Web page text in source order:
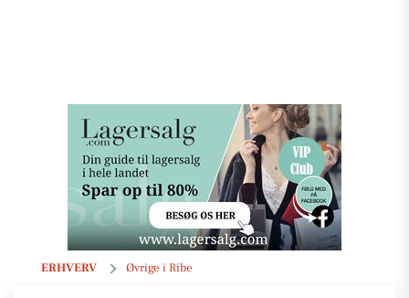
ERHVERV Øvrige i Ribe
A.B. Land & Byg